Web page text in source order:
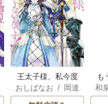
王太子様、私今度
こそあなたに殺さ
れたくないんで
おしばなお / 岡達
英茉
/ 先崎真琴
も
離
和